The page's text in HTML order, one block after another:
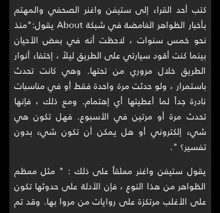
كتب أحد القراء إلى ستيفن واغنر الصحفي والمهتم
بأخبار الظواهر الغامضة في شبكة About يقول:"منذ
نحو خمس سنوات ، لاحظت أنه في بعض الأحيان
بينما كنت أقود سيارتي على الطريق ليلاً ، إختفاء أنوار
الطريق خلال مروري من تحتها. وهي كانت تحدث
باستمرار ، ولو حدثت مرة واحدة فقط أو في مناسبات
نادرة جداً لما أعطيتها أي إهتمام. ومع ذلك ، فإنها
تحدث مرة أو مرتين في الأسبوع. فهل تكون هي
شيء إلكتروني أو هل يمكن أن تكون شيء بدون
تفسير؟ ".
يقول ستيفن واغنر معلقاُ على ذلك : " مثل معظم
الظواهر من هذا النوع ، فإن الأدلة على حدوثها تكون
على الأغلب مرتكزة على روايات من مروا بها. وقد تم